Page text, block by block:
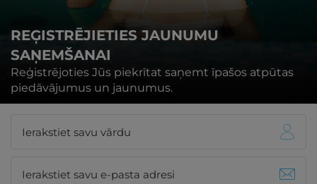
REĢISTRĒJIETIES JAUNUMU
SAŅEMŠANAI
Reģistrējoties Jūs piekrītat saņemt īpašos atpūtas
piedāvājumus un jaunumus.